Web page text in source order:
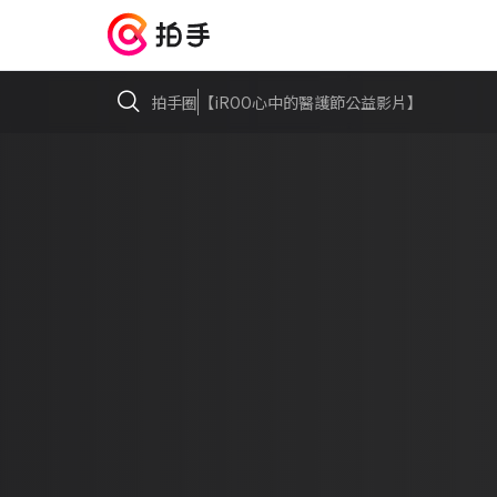
拍手圈 【iROO心中的醫護節公益影片】